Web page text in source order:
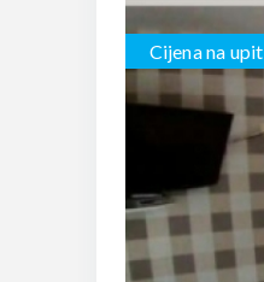
Cijena na upit